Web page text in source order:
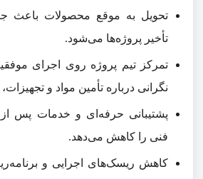
تحویل به موقع محصولات باعث
تأخیر پروژه‌ها می‌شود.
تمرکز تیم پروژه روی اجرای
نگرانی درباره تأمین مواد و
پشتیبانی حرفه‌ای و خدمات پس
فنی را کاهش می‌دهد.
کاهش ریسک‌های اجرایی و